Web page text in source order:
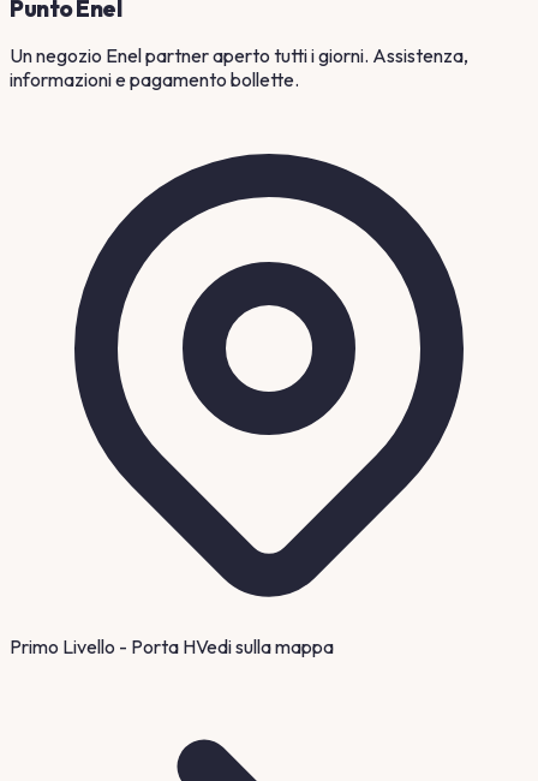
Punto Enel
Un negozio Enel partner aperto tutti i giorni. Assistenza,
informazioni e pagamento bollette.
Primo Livello - Porta HVedi sulla mappa